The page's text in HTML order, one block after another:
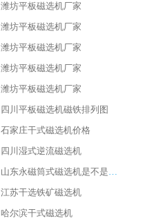
潍坊平板磁选机厂家
潍坊平板磁选机厂家
潍坊平板磁选机厂家
潍坊平板磁选机厂家
潍坊平板磁选机厂家
四川平板磁选机磁铁排列图
石家庄干式磁选机价格
四川湿式逆流磁选机
山东永磁筒式磁选机是不是强磁
江苏干选铁矿磁选机
哈尔滨干式磁选机